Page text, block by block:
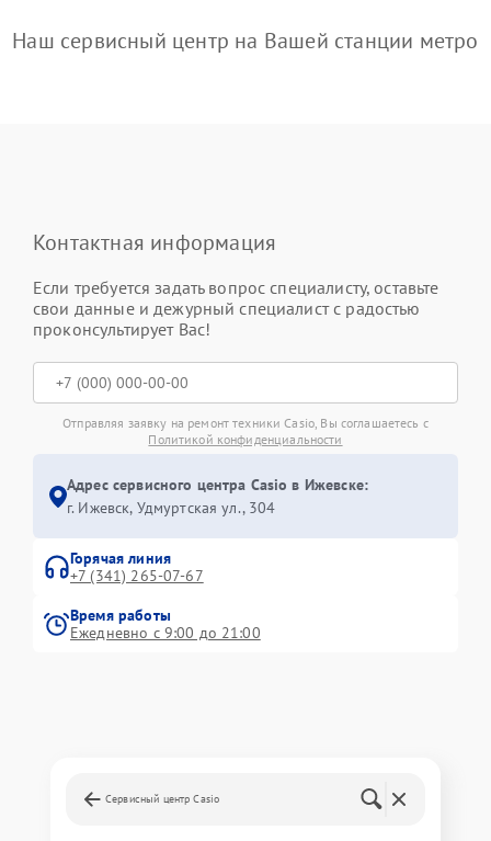
Наш сервисный центр на Вашей станции метро
Контактная информация
Если требуется задать вопрос специалисту, оставьте
свои данные и дежурный специалист с радостью
проконсультирует Вас!
Отправляя заявку на ремонт техники Casio, Вы соглашаетесь с
Политикой конфиденциальности
Адрес сервисного центра Casio в Ижевске:
г. Ижевск, Удмуртская ул., 304
Горячая линия
+7 (341) 265-07-67
Время работы
Ежедневно с 9:00 до 21:00
Сервисный центр Casio